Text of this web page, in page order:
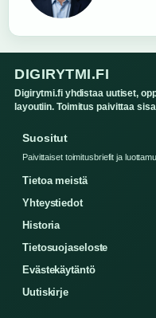
DIGIRYTMI.FI
Digirytmi.fi yhdistaa uutiset,
layoutiin. Toimitus paivittaa
Suositut
Paivittaiset toimitusbriefit ja
Tietoa meistä
Yhteystiedot
Historia
Tietosuojaseloste
Evästekäytäntö
Uutiskirje